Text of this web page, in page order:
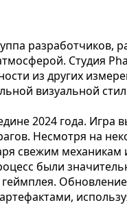
Студия
из других
визуальной
2024 года.
Несмотря на
свежим механикам
были